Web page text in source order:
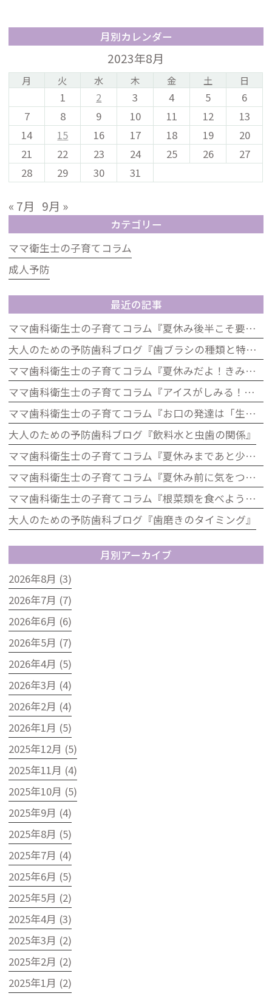
月別カレンダー
2023年8月
月 火 水 木 金 土 日
1 2 3 4 5
6
7
8 9 10 11 12
13
14
15 16 17 18 19
20
21
22 23 24 25 26
27
28
29 30 31
« 7月 9月 »
カテゴリー
ママ衛生士の子育てコラム
成人予防
最近の記事
ママ歯科衛生士の子育てコラム『夏休み後半こそ要注意！生活リズムとお口の健康の関係』
大人のための予防歯科ブログ『歯ブラシの種類と特徴』
ママ歯科衛生士の子育てコラム『夏休みだよ！きみの歯は大丈夫？「むし歯ゼロ」大作戦』
ママ歯科衛生士の子育てコラム『アイスがしみる！それ、虫歯じゃないかも？子どもの知覚過敏について』
ママ歯科衛生士の子育てコラム『お口の発達は「生きる力」歯科から考える子どもの発達』
大人のための予防歯科ブログ『飲料水と虫歯の関係』
ママ歯科衛生士の子育てコラム『夏休みまであと少し！歯をピカピカにして楽しい夏を迎えよう』
ママ歯科衛生士の子育てコラム『夏休み前に気をつけたい！お子さんのお口の健康チェック』
ママ歯科衛生士の子育てコラム『根菜類を食べよう！歯科の視点から見た根菜のうれしい効果』
大人のための予防歯科ブログ『歯磨きのタイミング』
月別アーカイブ
2026年8月 (3)
2026年7月 (7)
2026年6月 (6)
2026年5月 (7)
2026年4月 (5)
2026年3月 (4)
2026年2月 (4)
2026年1月 (5)
2025年12月 (5)
2025年11月 (4)
2025年10月 (5)
2025年9月 (4)
2025年8月 (5)
2025年7月 (4)
2025年6月 (5)
2025年5月 (2)
2025年4月 (3)
2025年3月 (2)
2025年2月 (2)
2025年1月 (2)